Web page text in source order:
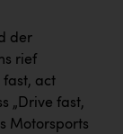
der
rief
fast, act
„Drive fast,
Motorsports